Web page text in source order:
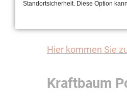
Hier kommen Sie
Kraftbaum
Standortsicherheit. Diese Option